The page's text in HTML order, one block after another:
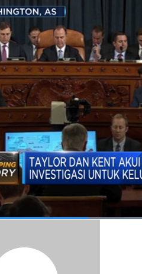
dan Kent mengakui tekanan
dan keluarganya.
selengkapnya di Squawk
#william taylor #george